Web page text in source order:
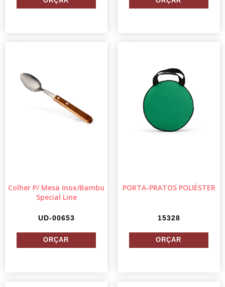
Colher P/ Mesa Inox/Bambu
Special Line
UD-00653
PORTA-PRATOS POLIÉSTER
15328